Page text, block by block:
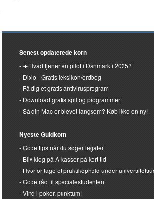
Senest opdaterede korn
✈️ Hvad tjener en pilot i Danmark i 2025?
Dixio - Gratis leksikon/ordbog
Få dig et gratis antivirusprogram
Download gratis spil og programmer
Så din Mac er blevet langsom? Køb ikke en ny!
Nyeste Guldkorn
Gode tips når du søger legater
Bliv klog på A-kasser på kort tid
Hvorfor tage et praktikophold under
Gode råd til specialestudenten
Vind i poker, punktum!